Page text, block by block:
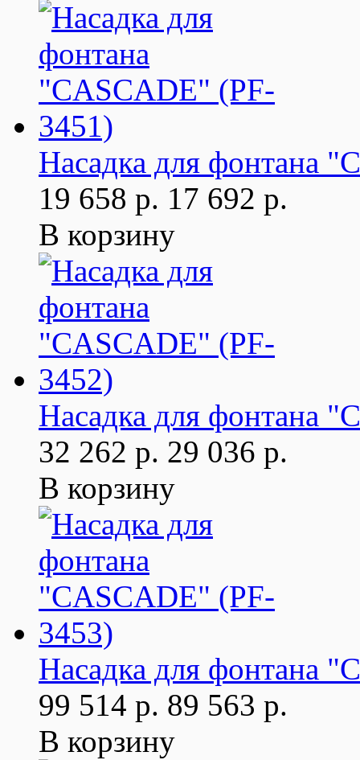
Насадка для фонтана
19 658 р. 17 692 р.
В корзину
Насадка для фонтана
32 262 р. 29 036 р.
В корзину
Насадка для фонтана
99 514 р. 89 563 р.
В корзину